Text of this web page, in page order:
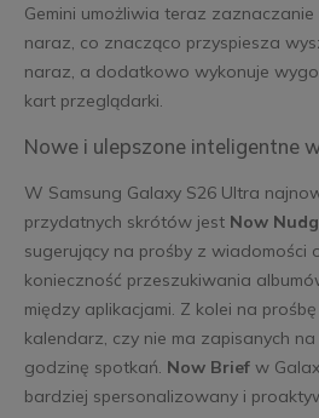
Gemini umożliwia teraz
naraz, co znacząco przyspiesza
naraz, a dodatkowo wykonuje
kart przeglądarki.
Nowe i ulepszone inteligentne
W Samsung Galaxy S26 Ultra
przydatnych skrótów jest Now
sugerujący na prośby z wiadomości
konieczność przeszukiwania
między aplikacjami. Z kolei na
kalendarz, czy nie ma zapisanych
godzinę spotkań. Now Briefw
bardziej spersonalizowany i